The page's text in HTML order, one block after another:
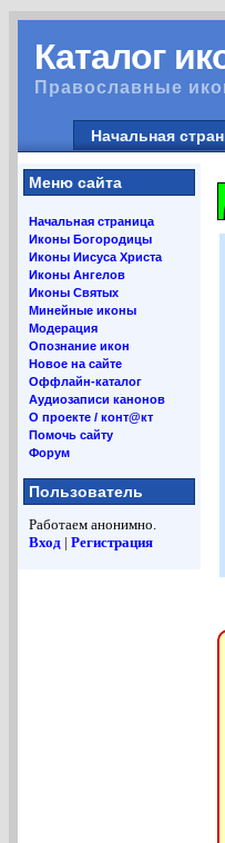
Каталог
Православные
Начальная
Меню сайта
Начальная страница
Иконы Богородицы
Иконы Иисуса Христа
Иконы Ангелов
Иконы Святых
Минейные иконы
Модерация
Опознание икон
Новое на сайте
Оффлайн-каталог
Аудиозаписи канонов
О проекте / конт@кт
Помочь сайту
Форум
Пользователь
Работаем анонимно.
Вход | Регистрация